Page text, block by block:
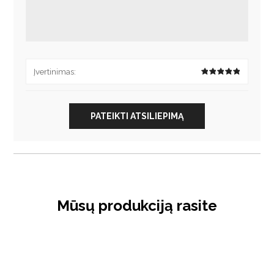
Įvertinimas:
PATEIKTI ATSILIEPIMĄ
Mūsų produkciją rasite